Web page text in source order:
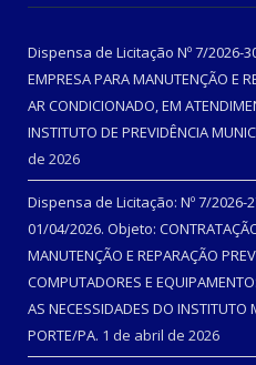
Dispensa de Licitação Nº 7/2026-
EMPRESA PARA MANUTENÇÃO E
AR CONDICIONADO, EM
INSTITUTO DE PREVIDÊNCIA
de 2026
Dispensa de Licitação: Nº 7/2026-
01/04/2026. Objeto:
MANUTENÇÃO E REPARAÇÃO
COMPUTADORES E
AS NECESSIDADES DO INSTITUTO
PORTE/PA. 1 de abril de 2026